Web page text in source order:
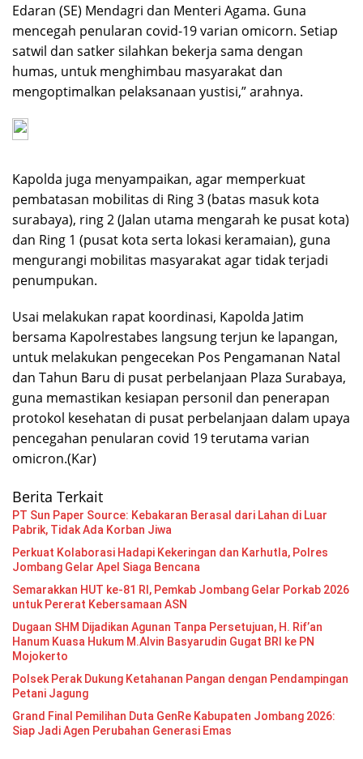
Edaran (SE) Mendagri dan Menteri Agama. Guna
mencegah penularan covid-19 varian omicorn. Setiap
satwil dan satker silahkan bekerja sama dengan
humas, untuk menghimbau masyarakat dan
mengoptimalkan pelaksanaan yustisi,” arahnya.
Kapolda juga menyampaikan, agar memperkuat
pembatasan mobilitas di Ring 3 (batas masuk kota
surabaya), ring 2 (Jalan utama mengarah ke pusat kota)
dan Ring 1 (pusat kota serta lokasi keramaian), guna
mengurangi mobilitas masyarakat agar tidak terjadi
penumpukan.
Usai melakukan rapat koordinasi, Kapolda Jatim
bersama Kapolrestabes langsung terjun ke lapangan,
untuk melakukan pengecekan Pos Pengamanan Natal
dan Tahun Baru di pusat perbelanjaan Plaza Surabaya,
guna memastikan kesiapan personil dan penerapan
protokol kesehatan di pusat perbelanjaan dalam upaya
pencegahan penularan covid 19 terutama varian
omicron.(Kar)
Berita Terkait
PT Sun Paper Source: Kebakaran Berasal dari Lahan di Luar
Pabrik, Tidak Ada Korban Jiwa
Perkuat Kolaborasi Hadapi Kekeringan dan Karhutla, Polres
Jombang Gelar Apel Siaga Bencana
Semarakkan HUT ke-81 RI, Pemkab Jombang Gelar Porkab 2026
untuk Pererat Kebersamaan ASN
Dugaan SHM Dijadikan Agunan Tanpa Persetujuan, H. Rif’an
Hanum Kuasa Hukum M.Alvin Basyarudin Gugat BRI ke PN
Mojokerto
Polsek Perak Dukung Ketahanan Pangan dengan Pendampingan
Petani Jagung
Grand Final Pemilihan Duta GenRe Kabupaten Jombang 2026:
Siap Jadi Agen Perubahan Generasi Emas